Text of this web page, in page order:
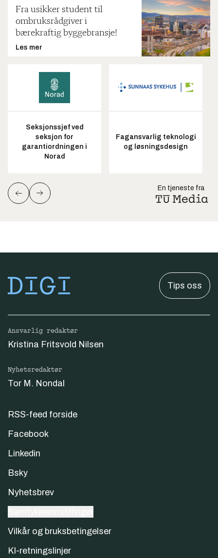
Fra usikker student til
ombruksrådgiver i
bærekraftig byggebransje!
Les mer
Seksjonssjef ved
seksjon for
garantiordningen i
Norad
Fagansvarlig teknologi
og løsningsdesign
En tjeneste fra
Tips oss
Ansvarlig redaktør
Kristina Fritsvold Nilsen
Nyhetsredaktør
Tor M. Nondal
RSS-feed forside
Facebook
Linkedin
Bsky
Nyhetsbrev
Vilkår og bruksbetingelser
KI-retningslinjer